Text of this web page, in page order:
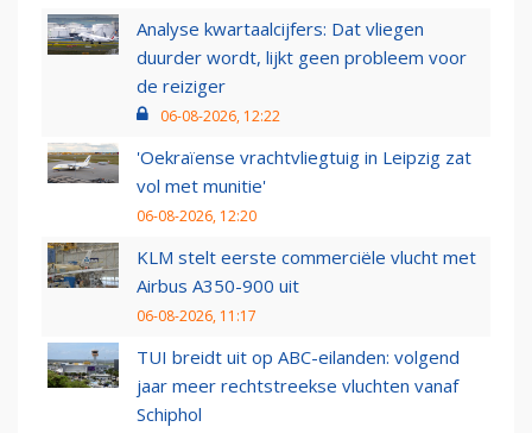
Analyse kwartaalcijfers: Dat vliegen
duurder wordt, lijkt geen probleem voor
de reiziger
06-08-2026, 12:22
'Oekraïense vrachtvliegtuig in Leipzig zat
vol met munitie'
06-08-2026, 12:20
KLM stelt eerste commerciële vlucht met
Airbus A350-900 uit
06-08-2026, 11:17
TUI breidt uit op ABC-eilanden: volgend
jaar meer rechtstreekse vluchten vanaf
Schiphol